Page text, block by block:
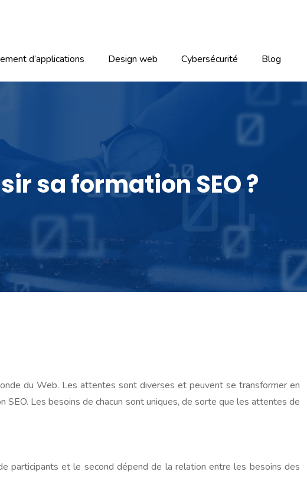
d’applications Design web Cybersécurité Blog
sa formation SEO ?
du Web. Les attentes sont diverses et peuvent se transformer en
SEO. Les besoins de chacun sont uniques, de sorte que les attentes de
participants et le second dépend de la relation entre les besoins des